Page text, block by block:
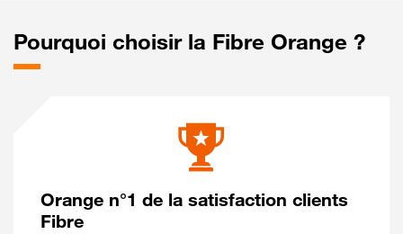
Pourquoi choisir la Fibre Orange ?
Orange n°1 de la satisfaction clients
Fibre